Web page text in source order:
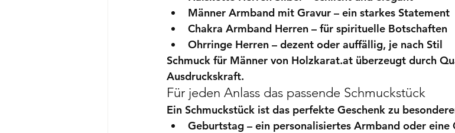
Männer Armband mit Gravur – ein starkes Statement
Chakra Armband Herren – für spirituelle Botschaften
Ohrringe Herren – dezent oder auffällig, je nach Stil
Schmuck für Männer von Holzkarat.at überzeugt durch
Ausdruckskraft.
Für jeden Anlass das passende Schmuckstück
Ein Schmuckstück ist das perfekte Geschenk zu
Geburtstag – ein personalisiertes Armband oder eine